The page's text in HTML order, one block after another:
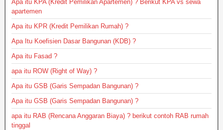
Apa itu KPA (Kredit Pemilikan Apartemen) ? Berikut KPA vs sewa
apartemen
Apa itu KPR (Kredit Pemilikan Rumah) ?
Apa Itu Koefisien Dasar Bangunan (KDB) ?
Apa itu Fasad ?
apa itu ROW (Right of Way) ?
Apa itu GSB (Garis Sempadan Bangunan) ?
Apa itu GSB (Garis Sempadan Bangunan) ?
apa itu RAB (Rencana Anggaran Biaya) ? berikut contoh RAB rumah
tinggal